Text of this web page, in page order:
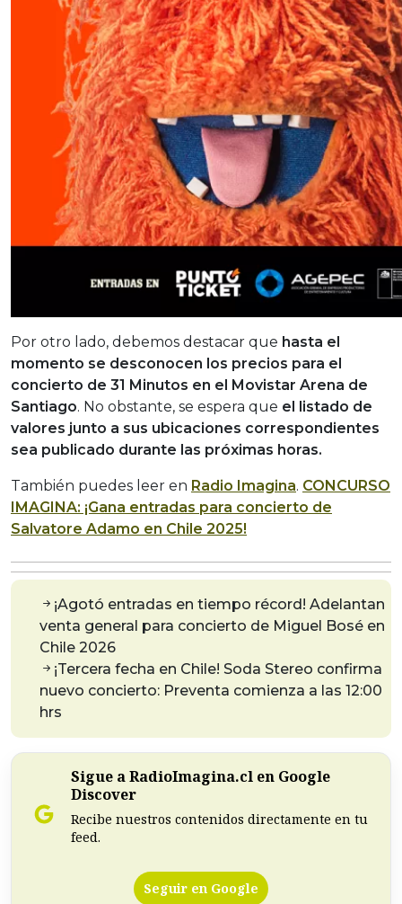
Por otro lado, debemos destacar que hasta el
momento se desconocen los precios para el
concierto de 31 Minutos en el Movistar Arena de
Santiago. No obstante, se espera que el listado de
valores junto a sus ubicaciones correspondientes
sea publicado durante las próximas horas.
También puedes leer en Radio Imagina. CONCURSO
IMAGINA: ¡Gana entradas para concierto de
Salvatore Adamo en Chile 2025!
¡Agotó entradas en tiempo récord! Adelantan
venta general para concierto de Miguel Bosé en
Chile 2026
¡Tercera fecha en Chile! Soda Stereo confirma
nuevo concierto: Preventa comienza a las 12:00
hrs
Sigue a RadioImagina.cl en Google
Discover
Recibe nuestros contenidos directamente en tu
feed.
Seguir en Google